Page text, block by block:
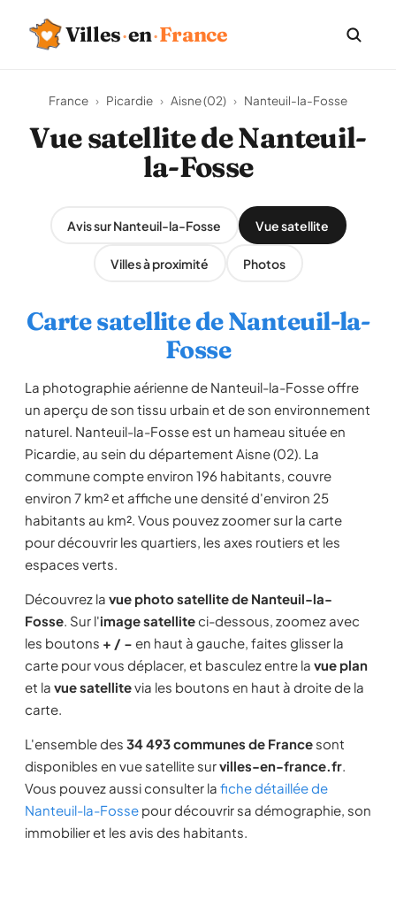
Villes·en·France
France › Picardie › Aisne (02) › Nanteuil-la-Fosse
Vue satellite de Nanteuil-
la-Fosse
Avis sur Nanteuil-la-Fosse Vue satellite
Villes à proximité Photos
Carte satellite de Nanteuil-la-
Fosse
La photographie aérienne de Nanteuil-la-Fosse offre
un aperçu de son tissu urbain et de son environnement
naturel. Nanteuil-la-Fosse est un hameau située en
Picardie, au sein du département Aisne (02). La
commune compte environ 196 habitants, couvre
environ 7 km² et affiche une densité d'environ 25
habitants au km². Vous pouvez zoomer sur la carte
pour découvrir les quartiers, les axes routiers et les
espaces verts.
Découvrez la vue photo satellite de Nanteuil-la-
Fosse. Sur l'image satelliteci-dessous, zoomez avec
les boutons + / − en haut à gauche, faites glisser la
carte pour vous déplacer, et basculez entre la vue plan
et la vue satellitevia les boutons en haut à droite de la
carte.
L'ensemble des 34 493 communes de France sont
disponibles en vue satellite survilles-en-france.fr.
Vous pouvez aussi consulter la fiche détaillée de
Nanteuil-la-Fosse pour découvrir sa démographie, son
immobilier et les avis des habitants.